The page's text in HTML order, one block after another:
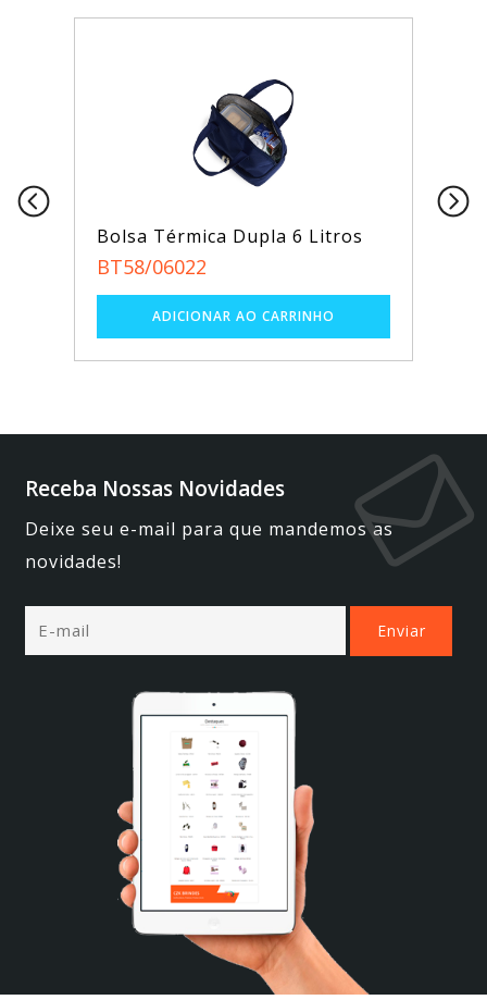
Dupla 6 Litros Sacochila em PVC
Receba Nossas Novidades
Deixe seu e-mail para que mandemos as
novidades!